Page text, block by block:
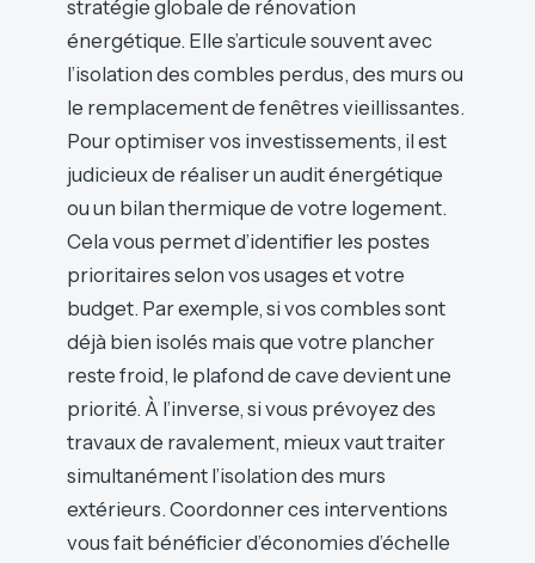
stratégie globale de rénovation
énergétique. Elle s’articule souvent avec
l’isolation des combles perdus, des murs ou
le remplacement de fenêtres vieillissantes.
Pour optimiser vos investissements, il est
judicieux de réaliser un audit énergétique
ou un bilan thermique de votre logement.
Cela vous permet d’identifier les postes
prioritaires selon vos usages et votre
budget. Par exemple, si vos combles sont
déjà bien isolés mais que votre plancher
reste froid, le plafond de cave devient une
priorité. À l’inverse, si vous prévoyez des
travaux de ravalement, mieux vaut traiter
simultanément l’isolation des murs
extérieurs. Coordonner ces interventions
vous fait bénéficier d’économies d’échelle